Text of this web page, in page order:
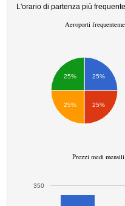
L'orario di partenza più
Aeroporti
25%
25%
25% 25%
Prezzi medi
350